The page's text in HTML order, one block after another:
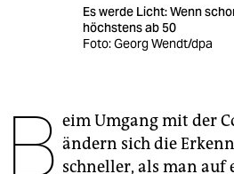
genossenschaft
Es werde Licht: Wenn
höchstens ab 50
Foto: Georg Wendt/dpa
B eim Umgang mit der
ändern sich die
schneller, als man auf